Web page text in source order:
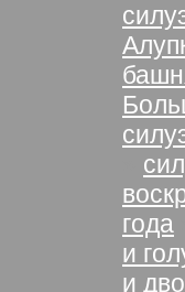
года
и
и